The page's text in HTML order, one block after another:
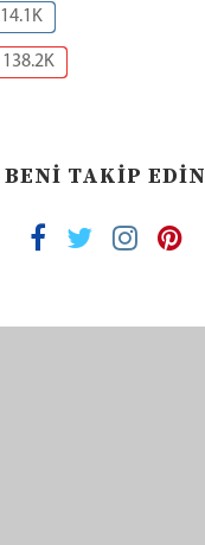
14.1K
138.2K
BENI TAKIP EDIN